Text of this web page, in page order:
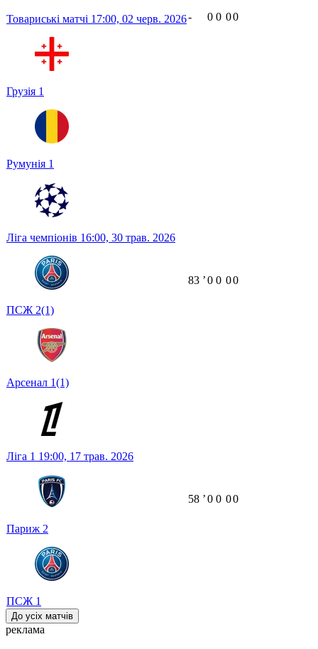
Товариські матчі 17:00, 02 черв. 2026
Грузія 1
Румунія 1
- 0 0 00
Ліга чемпіонів 16:00, 30 трав. 2026
ПСЖ 2(1)
Арсенал 1(1)
83 ʼ0 0 00
Ліга 1 19:00, 17 трав. 2026
Париж 2
ПСЖ 1
58 ʼ0 0 00
До усіх матчів
реклама